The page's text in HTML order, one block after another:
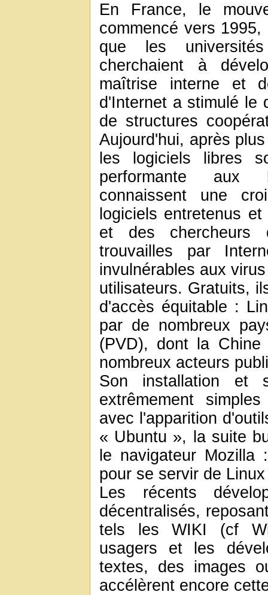
En France, le
commencé vers
que les
cherchaient à
maîtrise interne et
d'Internet a stimulé le
de structures
Aujourd'hui, après
les logiciels libres
performante aux
connaissent une
logiciels entretenus
et des chercheurs
trouvailles par
invulnérables aux
utilisateurs. Gratuits,
d'accès équitable :
par de nombreux
(PVD), dont la
nombreux acteurs
Son installation et
extrêmement
avec l'apparition
« Ubuntu », la suite
le navigateur
pour se servir de
Les récents
décentralisés,
tels les WIKI (cf
usagers et les
textes, des images
accélèrent encore